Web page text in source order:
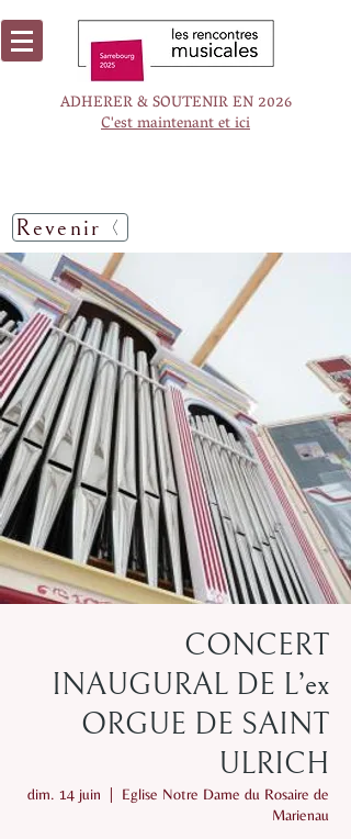
ADHERER & SOUTENIR EN 2026
C'est maintenant et ici
Revenir
CONCERT
INAUGURAL DE L’ex
ORGUE DE SAINT
ULRICH
dim. 14 juin
Eglise Notre Dame du Rosaire de
Marienau